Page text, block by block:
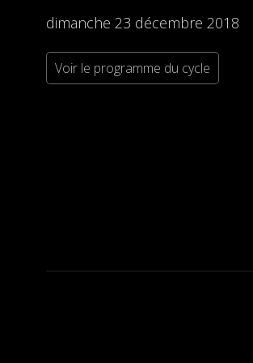
dimanche 23 décembre 2018
Voir le programme du cycle